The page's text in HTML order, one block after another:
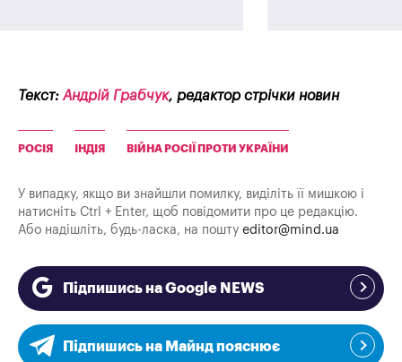
Текст:Андрій Грабчук, редактор стрічки новин
РОСІЯ ІНДІЯ ВІЙНА РОСІЇ ПРОТИ УКРАЇНИ
У випадку, якщо ви знайшли помилку, виділіть її мишкою і
натисніть Ctrl + Enter, щоб повідомити про це редакцію.
Або надішліть, будь-ласка, на пошту editor@mind.ua
Підпишись на Google NEWS
Підпишись на Майнд пояснює